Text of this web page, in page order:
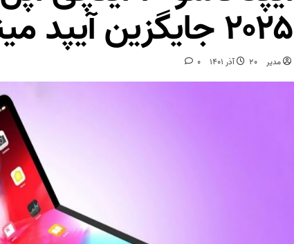
۲۰۲۵ جایگزین آیپد مینی می‌شود
مدیر 20 آذر 1401 0